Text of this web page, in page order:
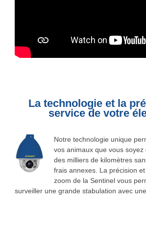
La technologie et la
service de votre
Notre technologie unique
vos animaux que vous soyez
des milliers de kilomètres
frais annexes. La précision
zoom de la Sentinel vous
surveiller une grande stabulation avec